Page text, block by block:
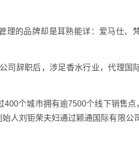
理的品牌却是耳熟能详：爱马仕、
司辞职后，涉足香水行业，代理国
个城市拥有逾7500个线下销售点
人刘钜荣夫妇通过颖通国际有限公